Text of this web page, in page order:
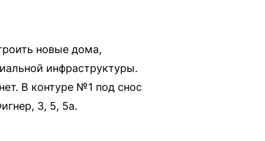
новые дома,
инфраструктуры.
В контуре №1 под снос
3, 5, 5а.